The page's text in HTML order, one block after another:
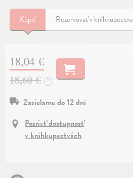
Kúpiť Rezervovať v kníhkupectve
18,04 €
18,60 €
?
Zasielame do 12 dní
Pozrieť dostupnosť
v kníhkupectvách